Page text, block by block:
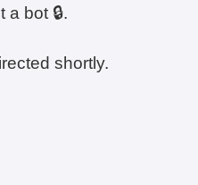
a bot 🔒.
shortly.